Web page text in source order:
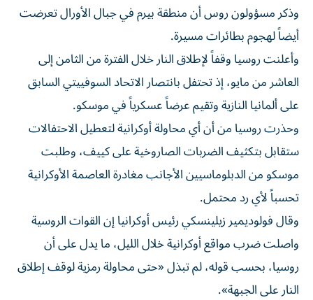
وذكر مسؤولون روس أن منطقة بيرم في جبال ‌الأورال تعرضت
أيضاً لهجوم بطائرات مسيرة.
وأعلنت روسيا وقفاً لإطلاق النار ⁠خلال الفترة من الثامن إلى
العاشر من مايو، إذ تحتفل بانتصار الاتحاد السوفييتي السابق
على ألمانيا النازية وتقيم عرضاً عسكرياً في موسكو.
وحذرت روسيا من أن أي محاولة أوكرانية لتعطيل الاحتفالات
ستقابل بتكثيف الضربات الصاروخية على كييف، وطلبت ​
موسكو من الدبلوماسيين الأجانب مغادرة العاصمة الأوكرانية
تحسباً لأي ‌رد محتمل.
وقال فولوديمير زيلينسكي رئيس أوكرانيا إن القوات الروسية
واصلت ضرب مواقع أوكرانية خلال الليل، ما يدل على أن
⁠روسيا، بحسب قوله، لم تبذل «حتى محاولة رمزية لوقف إطلاق
النار على الجبهة».